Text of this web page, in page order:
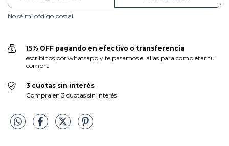
No sé mi código postal
15% OFF pagando en efectivo o transferencia
escribinos por whatsapp y te pasamos el alias para completar tu
compra
3 cuotas sin interés
Compra en 3 cuotas sin interés